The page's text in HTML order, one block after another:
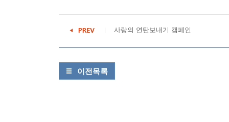
사랑의 연탄보내기 캠페인
이전목록